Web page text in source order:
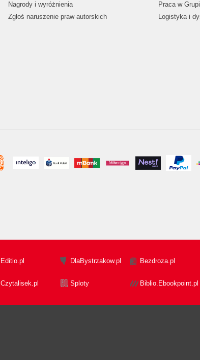
Nagrody i wyróżnienia
Zgłoś naruszenie praw autorskich
Praca w
Logistyka i
Editio.pl DlaBystrzakow.pl Bezdroza.pl
Czytalisek.pl Sploty Biblio.Ebookpoint.pl